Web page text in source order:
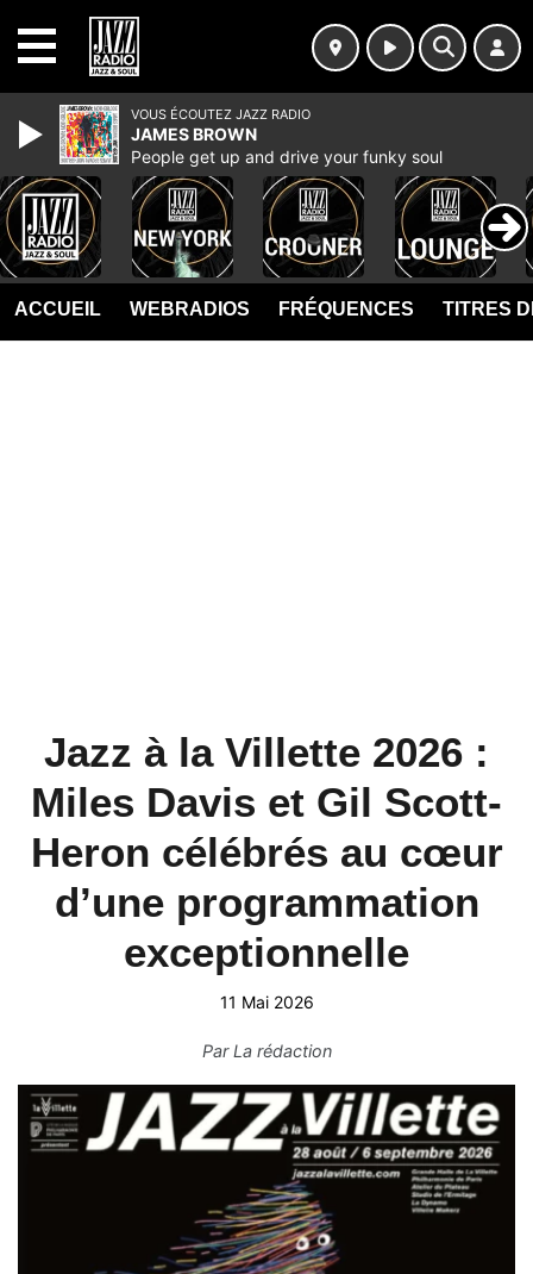
ACCUEIL WEBRADIOS FRÉQUENCES TITRES
Jazz à la Villette 2026 :
Miles Davis et Gil Scott-
Heron célébrés au cœur
d’une programmation
exceptionnelle
11 Mai 2026
ParLa rédaction
VOUS ÉCOUTEZ JAZZ RADIO
JAMES BROWN
People get up and drive your funky soul